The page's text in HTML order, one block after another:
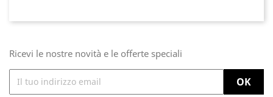
Ricevi le nostre novità e le offerte speciali